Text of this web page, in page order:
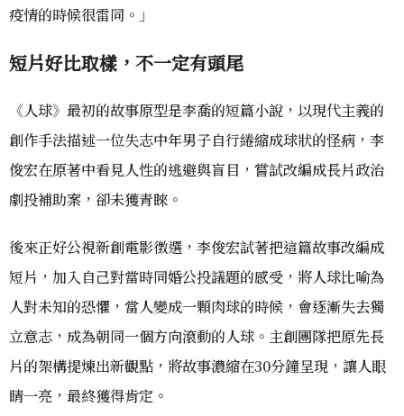
疫情的時候很雷同。」
短片好比取樣，不一定有頭尾
《人球》最初的故事原型是李喬的短篇小說，以現代主義的
創作手法描述一位失志中年男子自行綣縮成球狀的怪病，李
俊宏在原著中看見人性的逃避與盲目，嘗試改編成長片政治
劇投補助案，卻未獲青睞。
後來正好公視新創電影徵選，李俊宏試著把這篇故事改編成
短片，加入自己對當時同婚公投議題的感受，將人球比喻為
人對未知的恐懼，當人變成一顆肉球的時候，會逐漸失去獨
立意志，成為朝同一個方向滾動的人球。主創團隊把原先長
片的架構提煉出新觀點，將故事濃縮在30分鐘呈現，讓人眼
睛一亮，最終獲得肯定。